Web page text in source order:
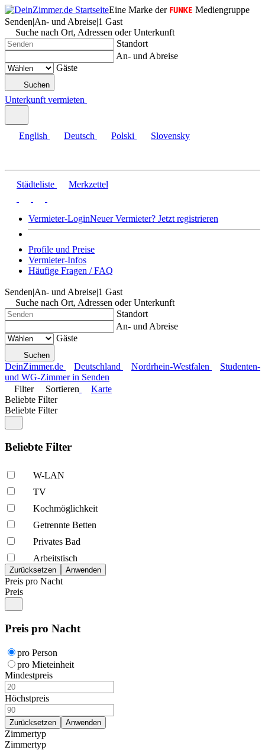
Eine Marke der
Mediengruppe
Senden|An- und Abreise|1 Gast
Suche nach Ort, Adressen oder Unterkunft
Standort
An- und Abreise
Gäste
Suchen
Unterkunft vermieten
English Deutsch Polski Slovensky
Städteliste Merkzettel
Vermieter-LoginNeuer Vermieter? Jetzt registrieren
Profile und Preise
Vermieter-Infos
Häufige Fragen / FAQ
Senden|An- und Abreise|1 Gast
Suche nach Ort, Adressen oder Unterkunft
Standort
An- und Abreise
Gäste
Suchen
DeinZimmer.de Deutschland Nordrhein-Westfalen
Studenten-
und WG-Zimmer in Senden
Filter
Sortieren
Karte
Beliebte Filter
Beliebte Filter
Beliebte Filter
W-LAN
TV
Kochmöglich­keit
Getrennte Betten
Privates Bad
Arbeitstisch
Preis pro Nacht
Preis
Preis pro Nacht
pro Person
pro Mieteinheit
Mindestpreis
Höchstpreis
Zimmertyp
Zimmertyp